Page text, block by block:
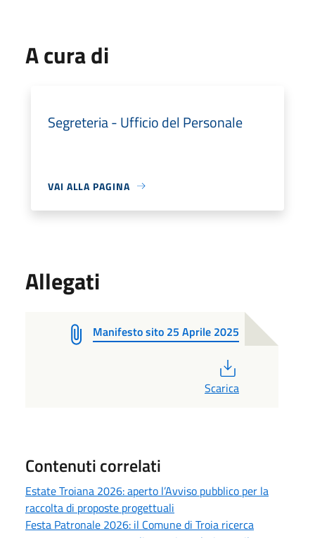
A cura di
Segreteria - Ufficio del Personale
VAI ALLA PAGINA
Allegati
Manifesto sito 25 Aprile 2025
Scarica
Contenuti correlati
Estate Troiana 2026: aperto l’Avviso pubblico per la
raccolta di proposte progettuali
Festa Patronale 2026: il Comune di Troia ricerca